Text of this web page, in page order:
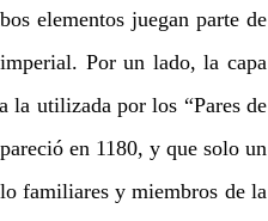
elementos juegan parte de
Por un lado, la capa
la utilizada por los “Pares de
en 1180, y que solo un
familiares y miembros de la